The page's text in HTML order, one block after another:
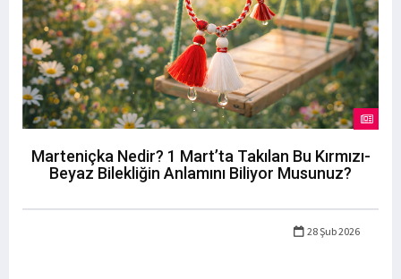
Marteniçka Nedir? 1 Mart’ta Takılan Bu Kırmızı-
Beyaz Bilekliğin Anlamını Biliyor Musunuz?
28 Şub 2026